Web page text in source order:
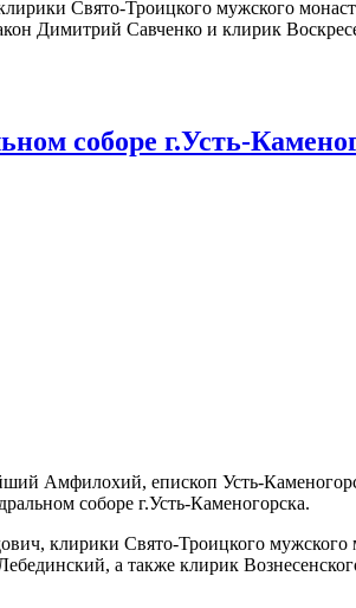
Свято-Троицкого мужского
Димитрий Савченко и клирик
соборе г.Усть-
Амфилохий, епископ Усть-
соборе г.Усть-Каменогорска.
клирики Свято-Троицкого
а также клирик